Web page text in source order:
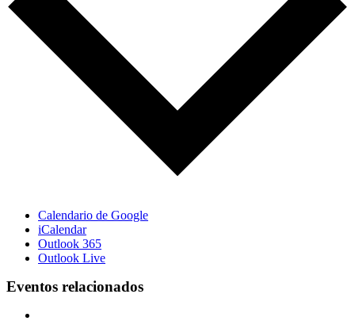
Calendario de Google
iCalendar
Outlook 365
Outlook Live
Eventos relacionados